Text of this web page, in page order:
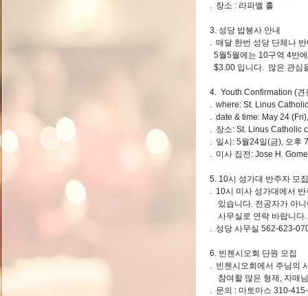
. 장소 : 라파엘 홀
3. 성당 밥봉사 안내
. 매달 한번 성당 단체나
5월5월에는 10구역 4반
$3.00 입니다. 많은 관심
4. Youth Confirmation (견
. where: St. Linus
. date & time: May 24
. 장소: St. Linus Catholic
. 일시: 5월24일(금), 오후
. 미사 집전: Jose H.
5. 10시 성가대 반주자 모집
. 10시 미사 성가대에서
있습니다. 전공자가 아
사무실로 연락 바랍니다.
. 성당 사무실 562-623-
6. 빈첸시오회 단원 모집
. 빈첸시오회에서 주님의
참여할 많은 형제, 자매
. 문의 : 마토마스 310-